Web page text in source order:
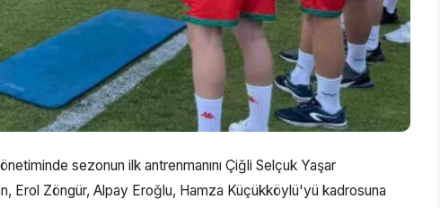
sezonun ilk antrenmanını Çiğli Selçuk Yaşar
Erol Zöngür, Alpay Eroğlu, Hamza Küçükköylü'yü kadrosuna